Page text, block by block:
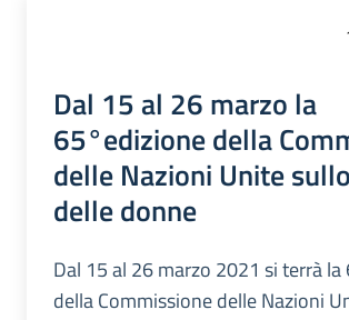
Dal 15 al 26 marzo la
65°edizione della
delle Nazioni Unite
delle donne
Dal 15 al 26 marzo 2021 si terrà
della Commissione delle Nazioni